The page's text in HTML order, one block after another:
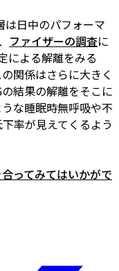
は日中のパフォーマ
ファイザーの調査に
による解離をみる
関係はさらに大きく
結果の解離をそこに
な睡眠時無呼吸や不
率が見えてくるよう
ってみてはいかがで